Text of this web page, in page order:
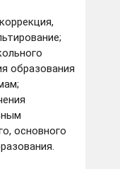
образования
основного